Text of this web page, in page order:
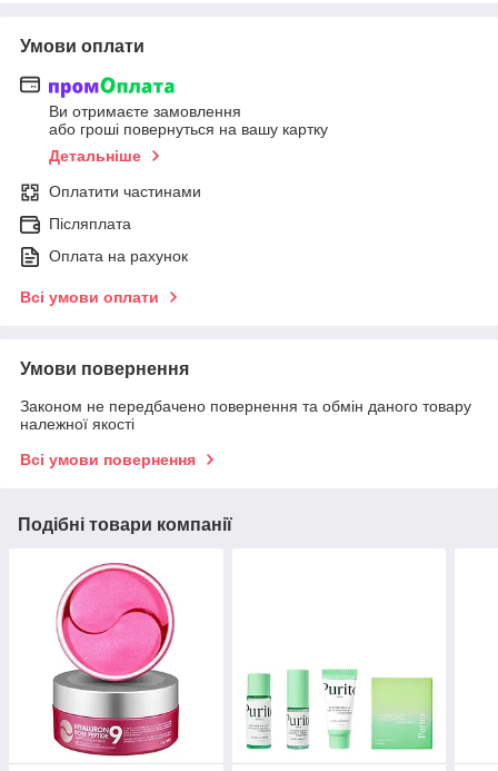
Умови оплати
Ви отримаєте замовлення
або гроші повернуться на вашу картку
Детальніше
Оплатити частинами
Післяплата
Оплата на рахунок
Всі умови оплати
Умови повернення
Законом не передбачено повернення та обмін даного товару
належної якості
Всі умови повернення
Подібні товари компанії